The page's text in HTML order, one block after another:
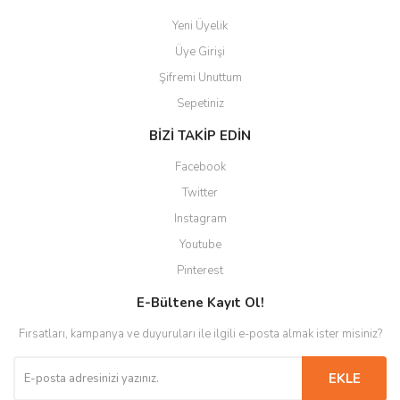
Yeni Üyelik
Üye Girişi
Şifremi Unuttum
Sepetiniz
BİZİ TAKİP EDİN
Facebook
Twitter
Instagram
Youtube
Pinterest
E-Bültene Kayıt Ol!
Fırsatları, kampanya ve duyuruları ile ilgili e-posta almak ister misiniz?
EKLE